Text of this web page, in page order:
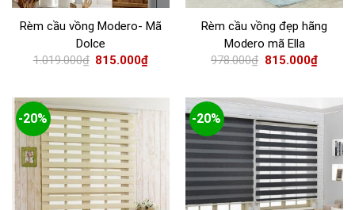
Rèm cầu vồng Modero- Mã
Dolce
1.019.000₫ 815.000₫
Rèm cầu vồng đẹp hãng
Modero mã Ella
978.000₫ 815.000₫
-20% -20%